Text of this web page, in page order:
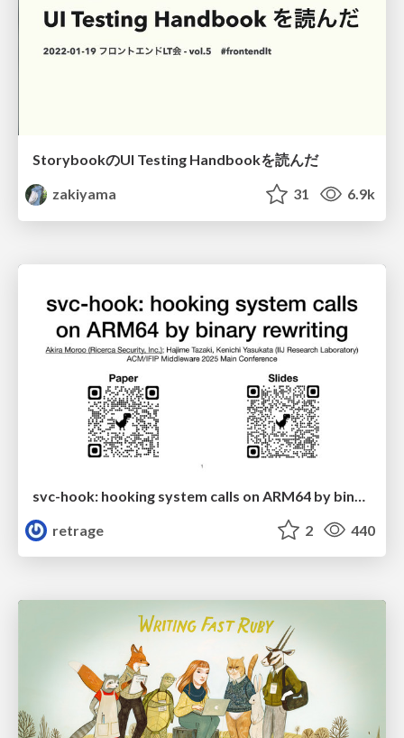
StorybookのUI Testing Handbookを読んだ
zakiyama
31 6.9k
retrage
2 440